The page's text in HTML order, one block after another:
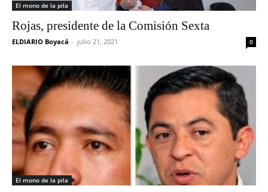
El mono de la pila
Rojas, presidente de la Comisión Sexta
ELDIARIO Boyacá - julio 21, 2021 0
El mono de la pila